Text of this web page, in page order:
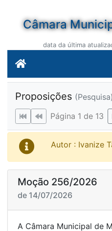
Câmara
data da última
Proposições (Pesquisa)
Página 1 de 13
Autor : Ivanize
Moção 256/2026
de 14/07/2026
A Câmara Municipal de